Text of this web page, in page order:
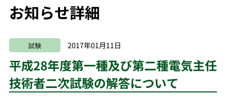
お知らせ詳細
試験 2017年01月11日
平成28年度第一種及び第二種電気主任
技術者二次試験の解答について